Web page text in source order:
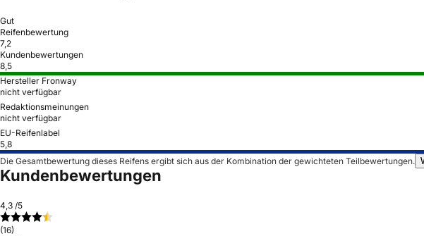
Gut
Reifenbewertung
7,2
Kundenbewertungen
8,5
Hersteller Fronway
nicht verfügbar
Redaktionsmeinungen
nicht verfügbar
EU-Reifenlabel
5,8
Die Gesamtbewertung dieses Reifens ergibt sich aus der Kombination der gewichteten Teilbewertungen.
Kundenbewertungen
4,3 /5
(16)